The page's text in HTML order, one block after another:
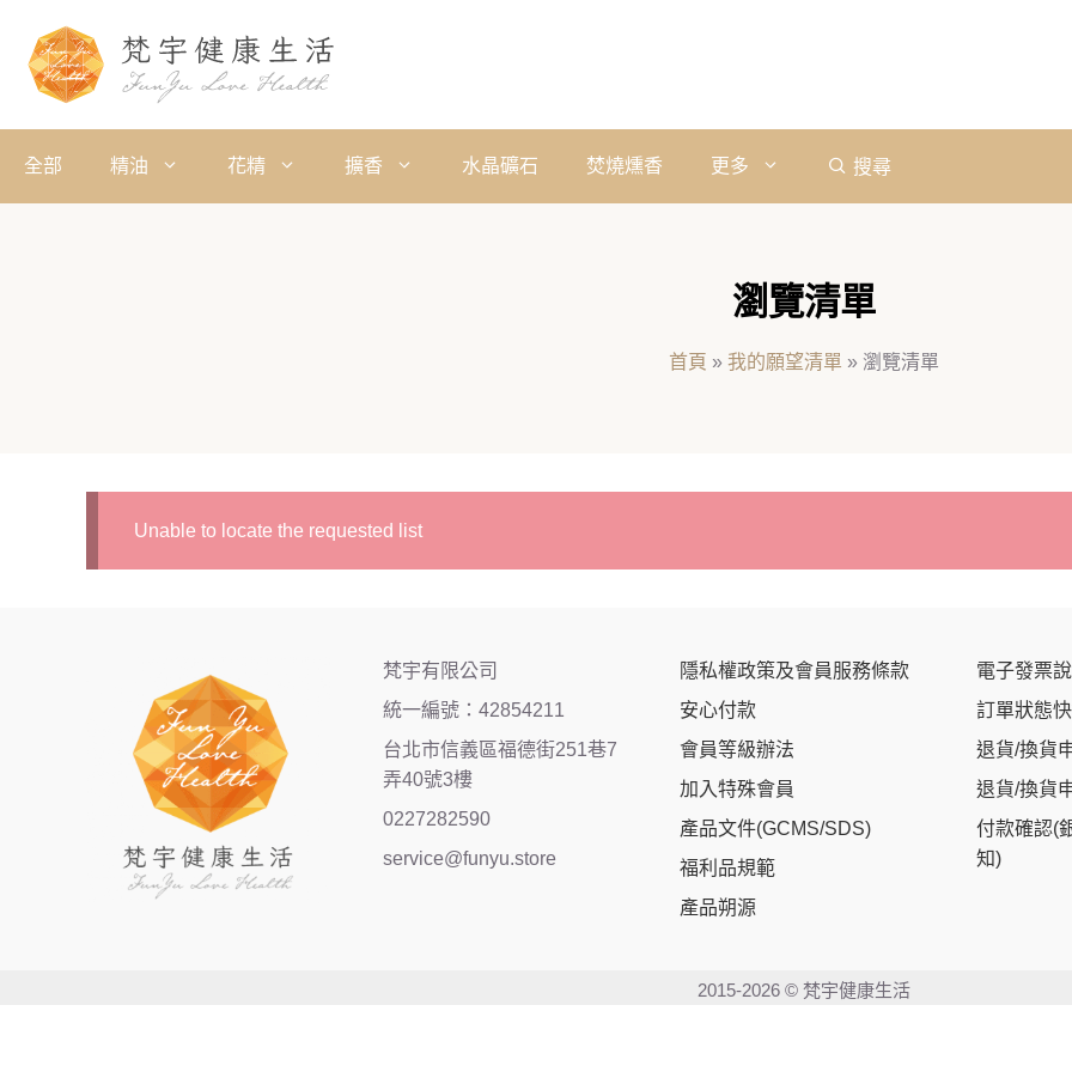
全部 精油 花精 擴香 水晶礦石 焚燒燻香 更多 搜尋
瀏覽清單
首頁 » 我的願望清單 » 瀏覽清單
Unable to locate the requested list
梵宇有限公司
統一編號：42854211
台北市信義區福德街251巷7
弄40號3樓
0227282590
service@funyu.store
隱私權政策及會員服務條款
安心付款
會員等級辦法
加入特殊會員
產品文件(GCMS/SDS)
福利品規範
產品朔源
電子發票
訂單狀態
退貨/換貨
退貨/換貨
付款確認(
知)
2015-2026 © 梵宇健康生活